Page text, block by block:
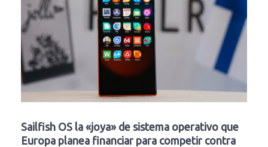
Sailfish OS la «joya» de sistema operativo que
Europa planea financiar para competir contra